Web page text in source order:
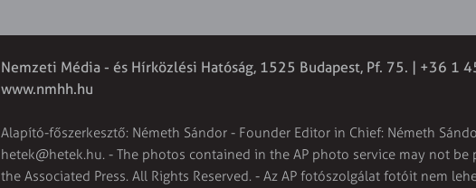
Nemzeti Média - és Hírközlési Hatóság, 1525 Budapest, Pf. 75. | +36
www.nmhh.hu
Alapító-főszerkesztő: Németh Sándor - Founder Editor in Chief: Németh
hetek@hetek.hu. - The photos contained in the AP photo service may not
the Associated Press. All Rights Reserved. - Az AP fotószolgálat fotóit nem